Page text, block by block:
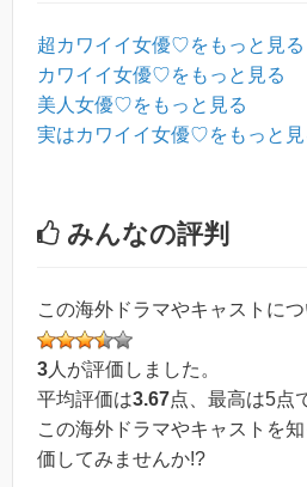
超カワイイ女優♡をもっと見る
カワイイ女優♡をもっと見る
美人女優♡をもっと見る
実はカワイイ女優♡をもっと見
みんなの評判
この海外ドラマやキャストに
3 人が評価しました。
平均評価は3.67点、最高は5点
この海外ドラマやキャストを
価してみませんか!?